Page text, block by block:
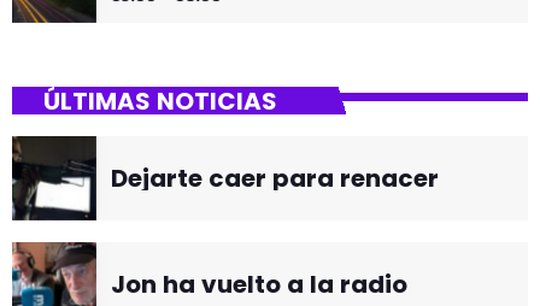
ÚLTIMAS NOTICIAS
Dejarte caer para renacer
Jon ha vuelto a la radio